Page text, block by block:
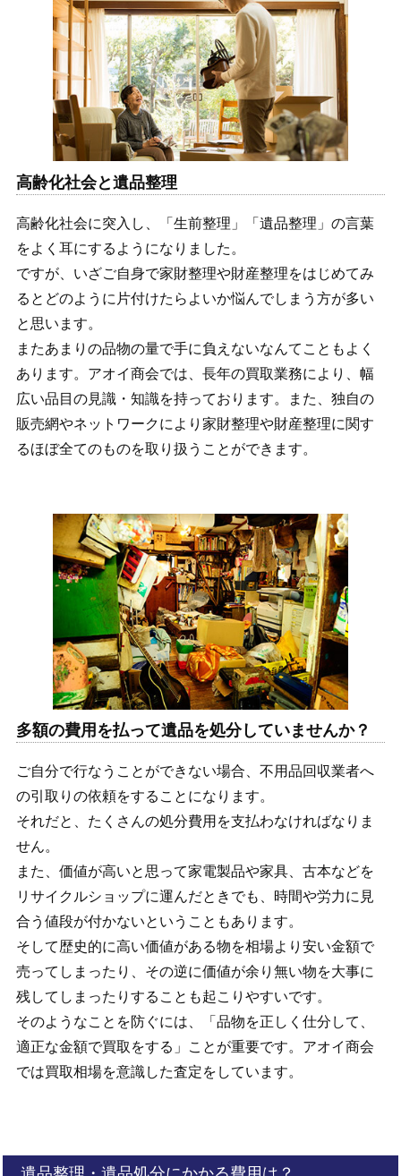
高齢化社会と遺品整理
高齢化社会に突入し、「生前整理」「遺品整理」の言葉
をよく耳にするようになりました。
ですが、いざご自身で家財整理や財産整理をはじめてみ
るとどのように片付けたらよいか悩んでしまう方が多い
と思います。
またあまりの品物の量で手に負えないなんてこともよく
あります。アオイ商会では、長年の買取業務により、幅
広い品目の見識・知識を持っております。また、独自の
販売網やネットワークにより家財整理や財産整理に関す
るほぼ全てのものを取り扱うことができます。
多額の費用を払って遺品を処分していませんか？
ご自分で行なうことができない場合、不用品回収業者へ
の引取りの依頼をすることになります。
それだと、たくさんの処分費用を支払わなければなりま
せん。
また、価値が高いと思って家電製品や家具、古本などを
リサイクルショップに運んだときでも、時間や労力に見
合う値段が付かないということもあります。
そして歴史的に高い価値がある物を相場より安い金額で
売ってしまったり、その逆に価値が余り無い物を大事に
残してしまったりすることも起こりやすいです。
そのようなことを防ぐには、「品物を正しく仕分して、
適正な金額で買取をする」ことが重要です。アオイ商会
では買取相場を意識した査定をしています。